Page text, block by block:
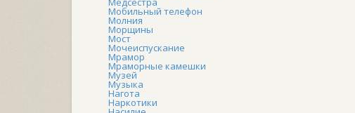
Мобильный телефон
Молния
Морщины
Мост
Мочеиспускание
Мрамор
Мраморные камешки
Музей
Музыка
Нагота
Наркотики